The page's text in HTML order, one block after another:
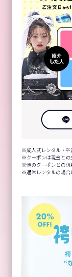
成人式レンタル・卒
クーポンは現金との
他のクーポンとの併
通常レンタルの場合